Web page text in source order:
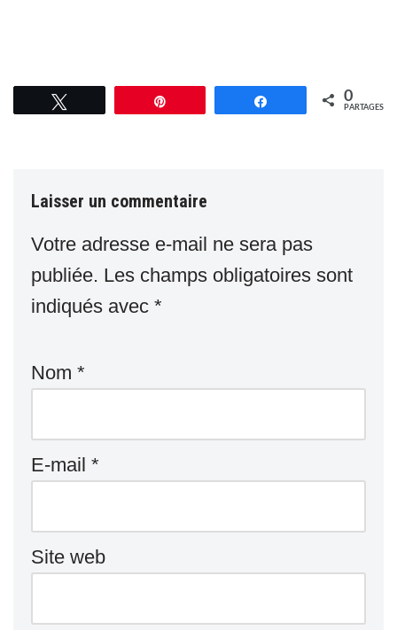
Partagez 0
PARTAGES
Laisser un commentaire
Votre adresse e-mail ne sera pas
publiée. Les champs obligatoires sont
indiqués avec *
Nom *
E-mail *
Site web